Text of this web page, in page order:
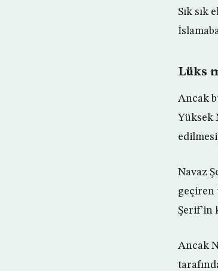
Sık
Lüks
Ancak
Yüksek
Navaz
geçiren
Şerif’in
Ancak